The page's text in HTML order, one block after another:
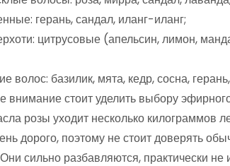
герань, сандал, иланг-иланг;
цитрусовые (апельсин, лимон,
волос: базилик, мята, кедр, сосна,
внимание стоит уделить выбору
розы уходит несколько килограммов
дорого, поэтому не стоит доверять
сильно разбавляются, практически